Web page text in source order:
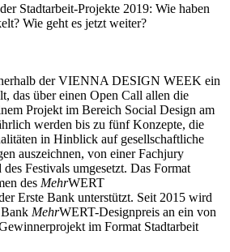
Stadtarbeit-­Projekte 2019: Wie haben
Wie geht es jetzt weiter?
der VIENNA DESIGN WEEK ein
das über einen Open Call allen die
Projekt im Bereich Social Design am
werden bis zu fünf Konzepte, die
in Hinblick auf gesellschaftliche
auszeichnen, von einer Fachjury
Festivals umgesetzt. Das Format
des MehrWERT
Erste Bank unterstützt. Seit 2015 wird
MehrWERT-Designpreis an ein von
im Format Stadtarbeit